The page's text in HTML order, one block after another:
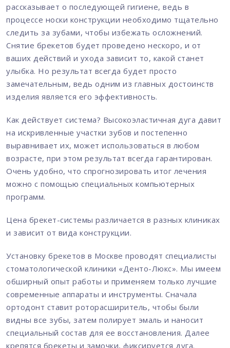
рассказывает о последующей гигиене, ведь в
процессе носки конструкции необходимо тщательно
следить за зубами, чтобы избежать осложнений.
Снятие брекетов будет проведено нескоро, и от
ваших действий и ухода зависит то, какой станет
улыбка. Но результат всегда будет просто
замечательным, ведь одним из главных достоинств
изделия является его эффективность.
Как действует система? Высокоэластичная дуга давит
на искривленные участки зубов и постепенно
выравнивает их, может использоваться в любом
возрасте, при этом результат всегда гарантирован.
Очень удобно, что спрогнозировать итог лечения
можно с помощью специальных компьютерных
программ.
Цена брекет-системы различается в разных клиниках
и зависит от вида конструкции.
Установку брекетов в Москве проводят специалисты
стоматологической клиники «Денто-Люкс». Мы имеем
обширный опыт работы и применяем только лучшие
современные аппараты и инструменты. Сначала
ортодонт ставит роторасширитель, чтобы были
видны все зубы, затем полирует эмаль и наносит
специальный состав для ее восстановления. Далее
крепятся брекеты и замочки, фиксируется дуга.